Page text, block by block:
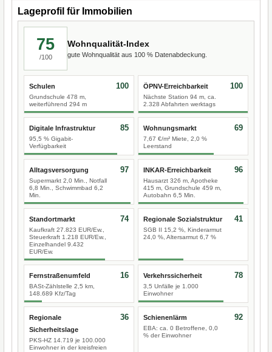
Lageprofil für Immobilien
75
/100
Wohnqualität-Index
gute Wohnqualität aus 100 % Datenabdeckung.
Schulen
Grundschule 478 m,
weiterführend 294 m
100 ÖPNV-Erreichbarkeit
Nächste Station 94 m, ca.
2.328 Abfahrten werktags
100
Digitale Infrastruktur
95,5 % Gigabit-
Verfügbarkeit
85 Wohnungsmarkt
7,67 €/m² Miete, 2,0 %
Leerstand
69
Alltagsversorgung
Supermarkt 2,0 Min., Notfall
6,8 Min., Schwimmbad 6,2
Min.
97 INKAR-Erreichbarkeit
Hausarzt 326 m, Apotheke
415 m, Grundschule 459 m,
Autobahn 6,5 Min.
96
Standortmarkt
Kaufkraft 27.823 EUR/Ew.,
Steuerkraft 1.218 EUR/Ew.,
Einzelhandel 9.432
EUR/Ew.
74 Regionale Sozialstruktur
SGB II 15,2 %, Kinderarmut
24,0 %, Altersarmut 6,7 %
41
Fernstraßenumfeld
BASt-Zählstelle 2,5 km,
148.689 Kfz/Tag
16 Verkehrssicherheit
3,5 Unfälle je 1.000
Einwohner
78
Regionale
Sicherheitslage
PKS-HZ 14.719 je 100.000
Einwohner in der kreisfreien
36 Schienenlärm
EBA: ca. 0 Betroffene, 0,0
% der Einwohner
92